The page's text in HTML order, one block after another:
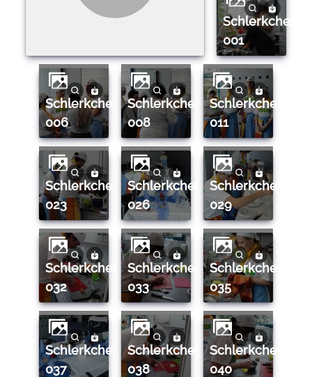
schlerkcheregionalfinale0910kl.9ro
001
schlerkcheregionalfinale0910kl.9ro
006
schlerkcheregionalfinale0910kl.9ro
008
schlerkcheregionalfinale0910kl.9ro
011
schlerkcheregionalfinale0910kl.9ro
023
schlerkcheregionalfinale0910kl.9ro
026
schlerkcheregionalfinale0910kl.9ro
029
schlerkcheregionalfinale0910kl.9ro
032
schlerkcheregionalfinale0910kl.9ro
033
schlerkcheregionalfinale0910kl.9ro
035
schlerkcheregionalfinale0910kl.9ro
037
schlerkcheregionalfinale0910kl.9ro
038
schlerkcheregionalfinale0910kl.9ro
040